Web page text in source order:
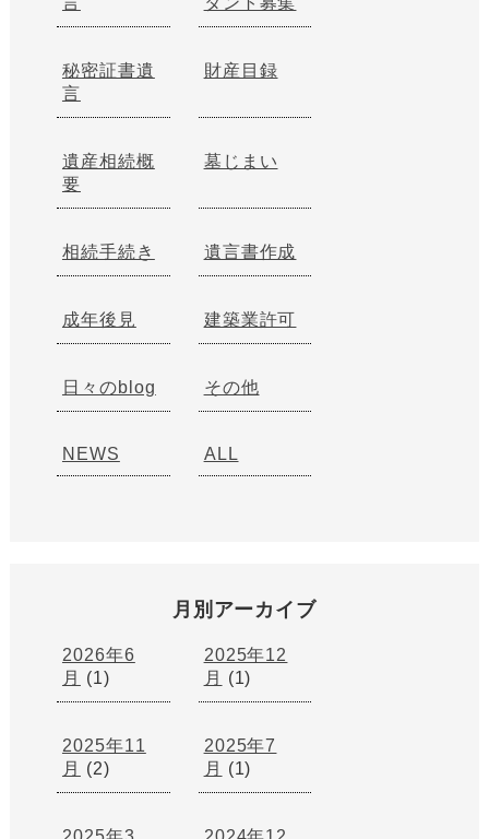
秘密証書遺
言
財産目録
遺産相続概
要
墓じまい
相続手続き 遺言書作成
成年後見 建築業許可
日々のblog その他
NEWS ALL
月別アーカイブ
2026年6
月
(1)
2025年12
月
(1)
2025年11
月
(2)
2025年7
月
(1)